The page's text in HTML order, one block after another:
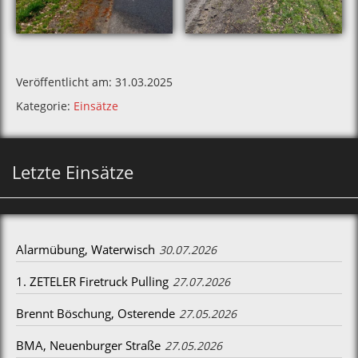
Veröffentlicht am: 31.03.2025
Kategorie: Einsätze
Letzte Einsätze
Alarmübung, Waterwisch 30.07.2026
1. ZETELER Firetruck Pulling 27.07.2026
Brennt Böschung, Osterende 27.05.2026
BMA, Neuenburger Straße 27.05.2026